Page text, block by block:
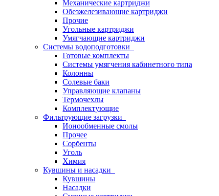
Механические картриджи
Обезжелезивающие картриджи
Прочие
Угольные картриджи
Умягчающие картриджи
Системы водоподготовки
Готовые комплекты
Системы умягчения кабинетного типа
Колонны
Солевые баки
Управляющие клапаны
Термочехлы
Комплектующие
Фильтрующие загрузки
Ионообменные смолы
Прочее
Сорбенты
Уголь
Химия
Кувшины и насадки
Кувшины
Насадки